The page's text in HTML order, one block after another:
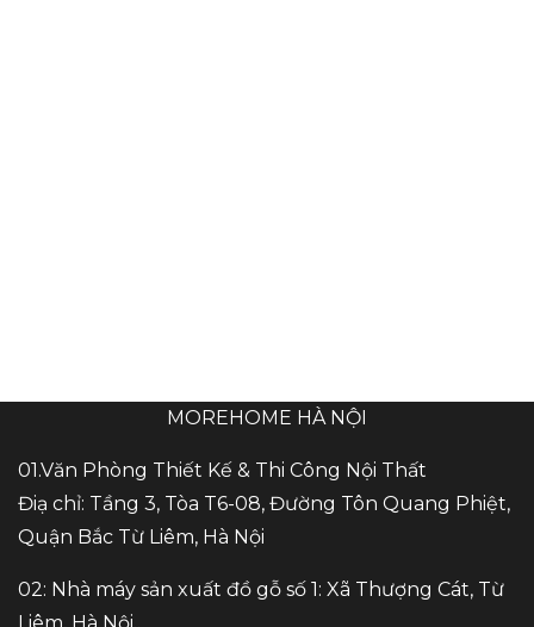
MOREHOME HÀ NỘI
01.Văn Phòng Thiết Kế & Thi Công Nội Thất
Điạ chỉ: Tầng 3, Tòa T6-08, Đường Tôn Quang Phiệt,
Quận Bắc Từ Liêm, Hà Nội
02: Nhà máy sản xuất đồ gỗ số 1: Xã Thượng Cát, Từ